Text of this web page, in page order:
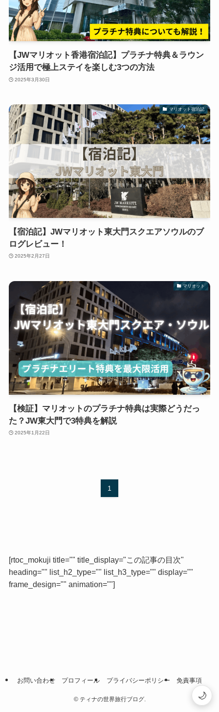
【JWマリオット香港宿泊記】プラチナ特典＆ラウン
ジ活用で極上ステイを楽しむ3つの方法
2025年3月30日
マリオット宿泊記
【宿泊記】JWマリオット東大門スクエアソウルのブ
ログレビュー！
2025年2月27日
マリオット
【検証】マリオットのプラチナ特典は実際どうだっ
た？JW東大門で3特典を解説
2025年1月22日
1
[rtoc_mokuji title="" title_display="この記事の目次"
heading="" list_h2_type="" list_h3_type="" display=""
frame_design="" animation=""]
お問い合わせ プロフィール プライバシーポリシー 免責事項
©ティナの世界旅行ブログ. 🌙